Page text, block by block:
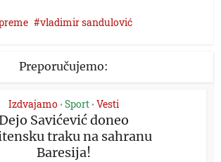
vladimir sandulović
Preporučujemo:
Izdvajamo • Sport • Vesti
Savićević doneo
traku na sahranu
Baresija!